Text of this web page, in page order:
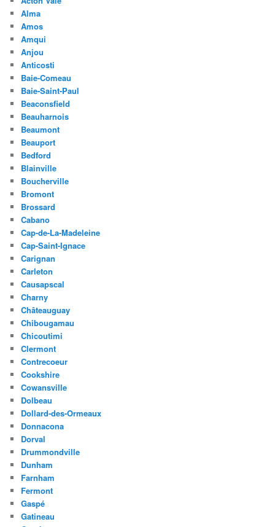
Alma
Amos
Amqui
Anjou
Anticosti
Baie-Comeau
Baie-Saint-Paul
Beaconsfield
Beauharnois
Beaumont
Beauport
Bedford
Blainville
Boucherville
Bromont
Brossard
Cabano
Cap-de-La-Madeleine
Cap-Saint-Ignace
Carignan
Carleton
Causapscal
Charny
Châteauguay
Chibougamau
Chicoutimi
Clermont
Contrecoeur
Cookshire
Cowansville
Dolbeau
Dollard-des-Ormeaux
Donnacona
Dorval
Drummondville
Dunham
Farnham
Fermont
Gaspé
Gatineau